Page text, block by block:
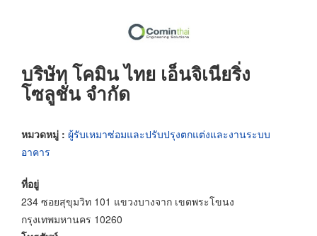
บริษัท โคมิน ไทย เอ็นจิเนียริ่ง
โซลูชั่น จำกัด
หมวดหมู่ : ผู้รับเหมาซ่อมและปรับปรุงตกแต่งและงานระบบ
อาคาร
ที่อยู่
234 ซอยสุขุมวิท 101 แขวงบางจาก เขตพระโขนง
กรุงเทพมหานคร 10260